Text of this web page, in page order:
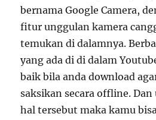
bernama Google Camera,
fitur unggulan kamera
temukan di dalamnya.
yang ada di di dalam
baik bila anda download
saksikan secara offline.
hal tersebut maka kamu